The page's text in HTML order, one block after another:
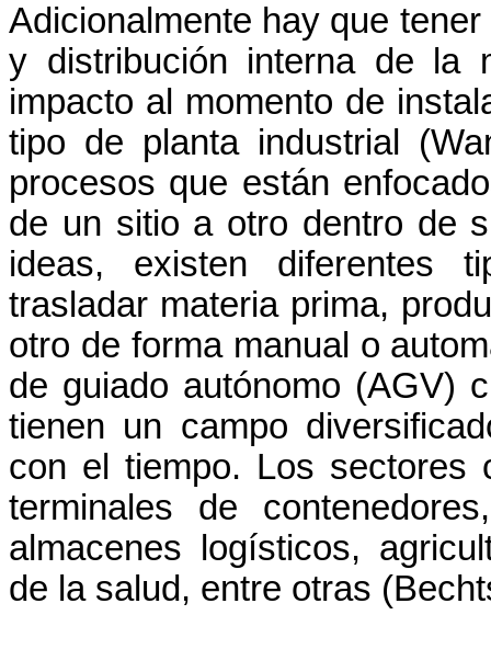
Adicionalmente hay que
y distribución interna de la
impacto al momento de
tipo de planta industrial
procesos que están
de un sitio a otro dentro de
ideas, existen diferentes
trasladar materia prima,
otro de forma manual o
de guiado autónomo (AGV)
tienen un campo
con el tiempo. Los sectores
terminales de
almacenes logísticos,
de la salud, entre otras (